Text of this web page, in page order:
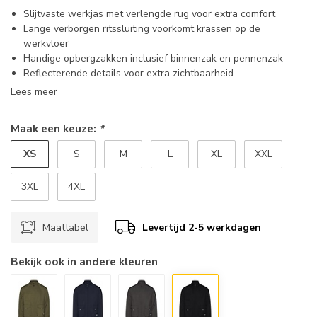
Slijtvaste werkjas met verlengde rug voor extra comfort
Lange verborgen ritssluiting voorkomt krassen op de
werkvloer
Handige opbergzakken inclusief binnenzak en pennenzak
Reflecterende details voor extra zichtbaarheid
Lees meer
Maak een keuze: *
XS S M L XL XXL
3XL 4XL
Maattabel Levertijd 2-5 werkdagen
Bekijk ook in andere kleuren